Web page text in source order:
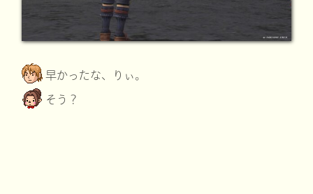
早かったな、りぃ。
そう？